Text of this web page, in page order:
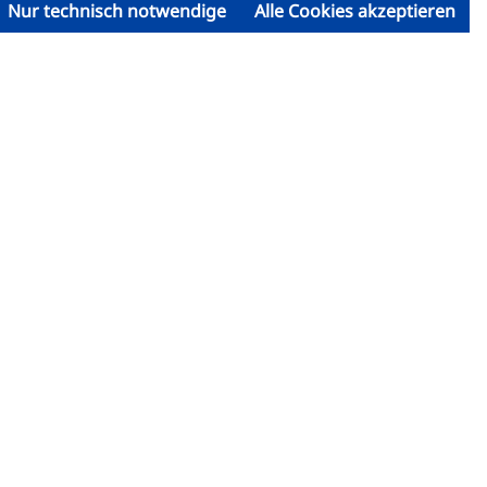
Nur technisch notwendige Alle Cookies akzeptieren